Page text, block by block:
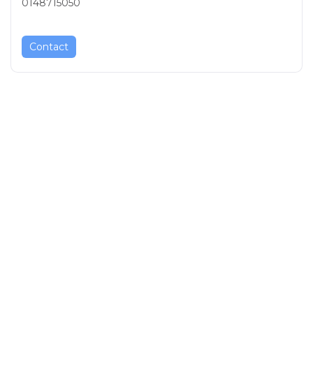
0148715050
Contact